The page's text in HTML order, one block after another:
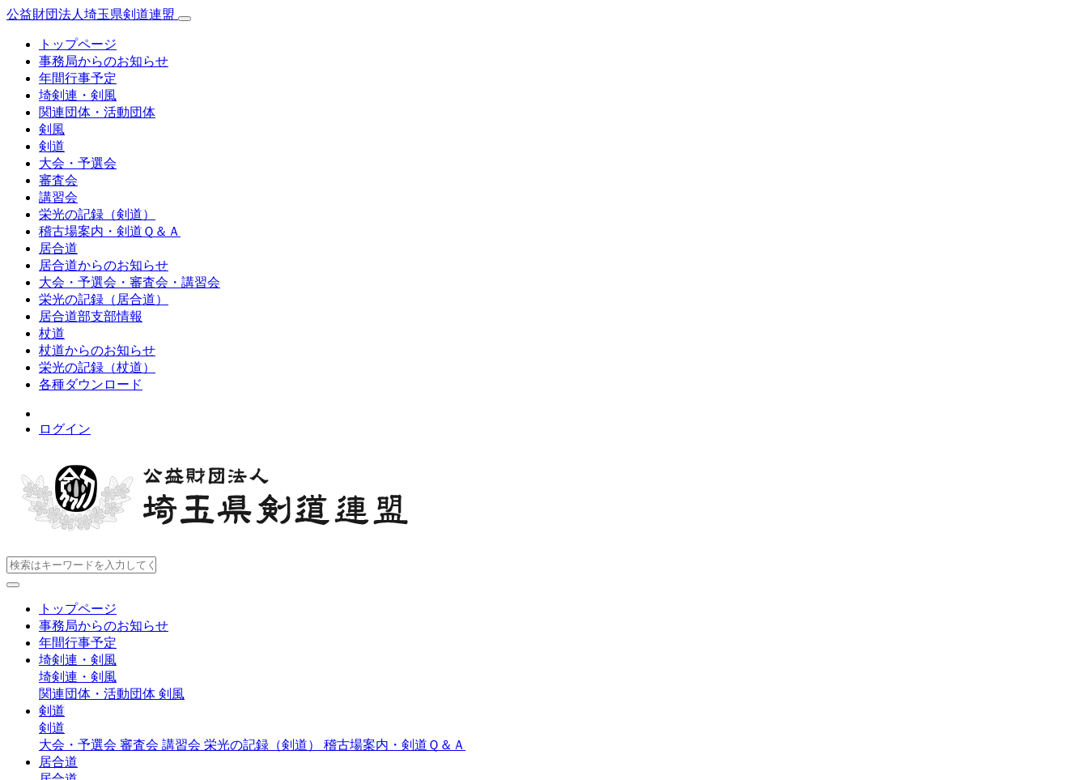
公益財団法人埼玉県剣道連盟
トップページ
事務局からのお知らせ
年間行事予定
埼剣連・剣風
関連団体・活動団体
剣風
剣道
大会・予選会
審査会
講習会
栄光の記録（剣道）
稽古場案内・剣道Ｑ＆Ａ
居合道
居合道からのお知らせ
大会・予選会・審査会・講習会
栄光の記録（居合道）
居合道部支部情報
杖道
杖道からのお知らせ
栄光の記録（杖道）
各種ダウンロード
ログイン
トップページ
事務局からのお知らせ
年間行事予定
埼剣連・剣風
埼剣連・剣風
関連団体・活動団体 剣風
剣道
剣道
大会・予選会 審査会 講習会 栄光の記録（剣道） 稽古場案内・剣道Ｑ＆Ａ
居合道